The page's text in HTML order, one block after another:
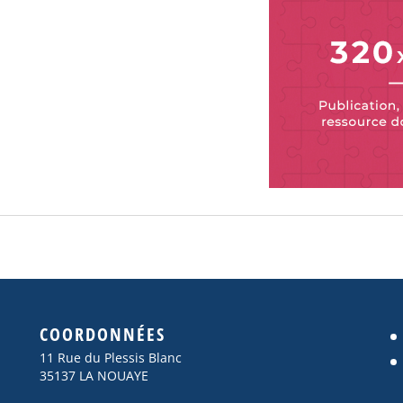
COORDONNÉES
11 Rue du Plessis Blanc
35137 LA NOUAYE